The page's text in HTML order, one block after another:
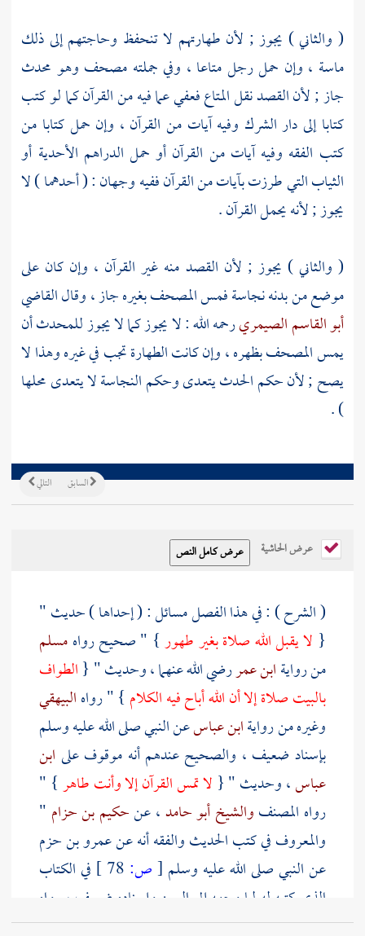
( والثاني ) يجوز ; لأن طهارتهم لا تنحفظ وحاجتهم إلى ذلك
ماسة ، وإن حمل رجل متاعا ، وفي جملته مصحف وهو محدث
جاز ; لأن القصد نقل المتاع فعفي عما فيه من القرآن كما لو كتب
كتابا إلى دار الشرك وفيه آيات من القرآن ، وإن حمل كتابا من
كتب الفقه وفيه آيات من القرآن أو حمل الدراهم الأحدية أو
الثياب التي طرزت بآيات من القرآن ففيه وجهان : ( أحدهما ) لا
يجوز ; لأنه يحمل القرآن .
( والثاني ) يجوز ; لأن القصد منه غير القرآن ، وإن كان على
موضع من بدنه نجاسة فمس المصحف بغيره جاز ، وقال القاضي
أبو القاسم الصيمريرحمه الله : لا يجوز كما لا يجوز للمحدث أن
يمس المصحف بظهره ، وإن كانت الطهارة تجب في غيره وهذا لا
يصح ; لأن حكم الحدث يتعدى وحكم النجاسة لا يتعدى محلها
) .
التالي السابق
عرض الحاشية
( الشرح ) : في هذا الفصل مسائل : ( إحداها ) حديث "
{ لا يقبل الله صلاة بغير طهور} " صحيح رواهمسلم
من روايةابن عمررضي الله عنهما ، وحديث " {الطواف
بالبيتصلاة إلا أن الله أباح فيه الكلام } " رواهالبيهقي
وغيره من روايةابن عباسعن النبي صلى الله عليه وسلم
بإسناد ضعيف ، والصحيح عندهم أنه موقوف على ابن
عباس، وحديث " { لا تمس القرآن إلا وأنت طاهر} "
رواه المصنفوالشيخ أبو حامد، عنحكيم بن حزام "
والمعروف في كتب الحديث والفقه أنه عنعمرو بن حزم
عن النبي صلى الله عليه وسلم [ص:
في الكتاب
الذي كتبه له لما وجهه إلى اليمن وإسناده ضعيف ، رواه
مالكفي الموطأ مرسلا ورواهالبيهقيأيضا من روايةابن